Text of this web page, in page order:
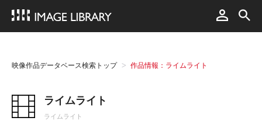
映像作品データベース検索トップ 作品情報：ライムライト
ライムライト
ライムライト